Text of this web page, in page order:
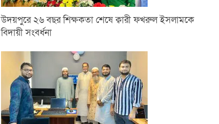
উদয়পুরে ২৬ বছর শিক্ষকতা শেষে ক্বারী ফখরুল ইসলামকে
বিদায়ী সংবর্ধনা